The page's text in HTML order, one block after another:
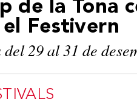
de la Tona
Festivern
29 al 31 de